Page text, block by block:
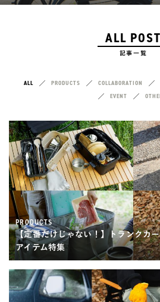
ALL POST
記事一覧
ALL PRODUCTS COLLABORATION
EVENT
PRODUCTS
【定番だけじゃない！】トランクカ
アイテム特集